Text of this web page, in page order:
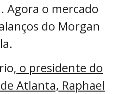
Agora o mercado
do Morgan
o presidente do
Atlanta, Raphael